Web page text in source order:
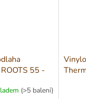
55 -
(>5 balení)